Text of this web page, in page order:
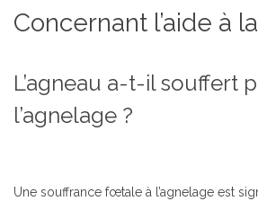
Concernant l’aide à
L’agneau a-t-il souffert
l’agnelage ?
Une souffrance fœtale à l’agnelage est